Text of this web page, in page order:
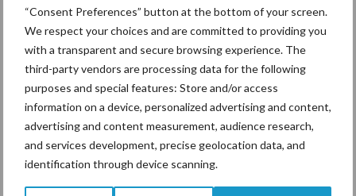
“Consent Preferences” button at the bottom of your screen.
We respect your choices and are committed to providing you
with a transparent and secure browsing experience. The
third-party vendors are processing data for the following
purposes and special features: Store and/or access
information on a device, personalized advertising and content,
advertising and content measurement, audience research,
and services development, precise geolocation data, and
identification through device scanning.
6 aug
ForFarmers ziet volume en
marktaandeel groeien in krimpende
Nederlandse markt
Tien praktische tips voor een
langere levensduur